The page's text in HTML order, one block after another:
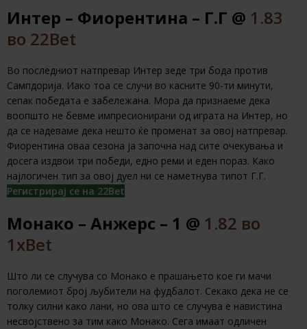
Интер – Фиорентина – Г.Г @ 1.83
во 22Bet
Во последниот натпревар Интер зеде три бода против
Сампдорија. Иако тоа се случи во касните 90-ти минути,
сепак победата е забележана. Мора да признаеме дека
воопшто не бевме импресионирани од играта на Интер, но
да се надеваме дека нешто ќе променат за овој натпревар.
Фиорентина оваа сезона ја започна над сите очекувања и
досега издвои три победи, едно реми и еден пораз. Како
најлогичен тип за овој дуел ни се наметнува типот Г.Г.
Регистрирај се на 22Bet
Монако – Анжерс – 1 @ 1.82 во
1xBet
Што ли се случува со Монако е прашањето кое ги мачи
поголемиот број љубители на фудбалот. Секако дека не се
толку силни како лани, но ова што се случува е навистина
несвојствено за тим како Монако. Сега имаат одличен